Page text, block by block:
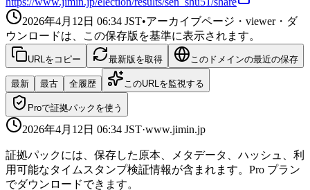
2026年4月12日 06:34 JST•アーカイブページ・viewer・ダ
ウンロードは、この保存版を基準に表示されます。
URLをコピー 最新版を取得 このドメインの最近の保存
最新 最古 全履歴 このURLを監視する
Proで証拠パックを使う
2026年4月12日 06:34 JST·www.jimin.jp
証拠パックには、保存した原本、メタデータ、ハッシュ、利
用可能なタイムスタンプ検証情報が含まれます。Pro プラン
でダウンロードできます。